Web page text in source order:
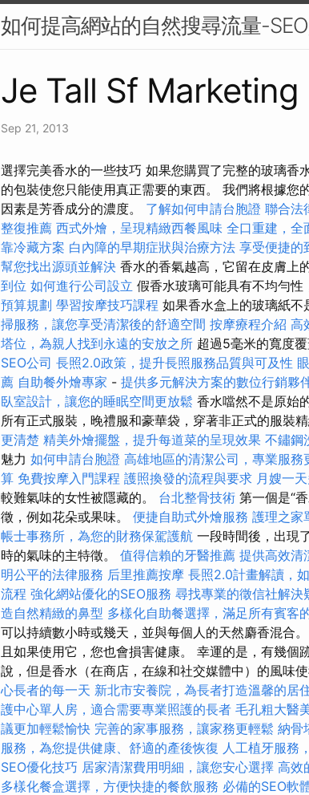
如何提高網站的自然搜尋流量-
Je Tall Sf Marketing
Sep 21, 2013
選擇完美香水的一些技巧 如果您購買了完整的玻璃香
的包裝使您只能使用真正需要的東西。 我們將根據您
因素是芳香成分的濃度。 了解如何申請台胞證 聯合法
整復推薦 西式外燴，呈現精緻西餐風味 全口重建，全
靠冷藏方案 白內障的早期症狀與治療方法 享受便捷的
幫您找出源頭並解決 香水的香氣越高，它留在皮膚上
到位 如何進行公司設立 假香水玻璃可能具有不均勻性
預算規劃 學習按摩技巧課程 如果香水盒上的玻璃紙不
掃服務，讓您享受清潔後的舒適空間 按摩療程介紹 高
塔位，為親人找到永遠的安放之所 超過5毫米的寬度
SEO公司 長照2.0政策，提升長照服務品質與可及性
薦 自助餐外燴專家 - 提供多元解決方案的數位行銷夥
臥室設計，讓您的睡眠空間更放鬆 香水噹然不是原始
所有正式服裝，晚禮服和豪華袋，穿著非正式的服裝精
更清楚 精美外燴擺盤，提升每道菜的呈現效果 不鏽鋼
魅力 如何申請台胞證 高雄地區的清潔公司，專業服務
算 免費按摩入門課程 護照換發的流程與要求 月嫂一
較難氣味的女性被隱藏的。 台北整骨技術 第一個是“
徵，例如花朵或果味。 便捷自助式外燴服務 護理之家
帳士事務所，為您的財務保駕護航 一段時間後，出現
時的氣味的主特徵。 值得信賴的牙醫推薦 提供高效清
明公平的法律服務 后里推薦按摩 長照2.0計畫解讀，
流程 強化網站優化的SEO服務 尋找專業的徵信社解決
造自然精緻的鼻型 多樣化自助餐選擇，滿足所有賓客
可以持續數小時或幾天，並與每個人的天然麝香混合
且如果使用它，您也會損害健康。 幸運的是，有幾
說，但是香水（在商店，在線和社交媒體中）的風味
心長者的每一天 新北市安養院，為長者打造溫馨的居
護中心單人房，適合需要專業照護的長者 毛孔粗大醫
議更加輕鬆愉快 完善的家事服務，讓家務更輕鬆 納骨
服務，為您提供健康、舒適的產後恢復 人工植牙服務
SEO優化技巧 居家清潔費用明細，讓您安心選擇 高效
多樣化餐盒選擇，方便快捷的餐飲服務 必備的SEO軟